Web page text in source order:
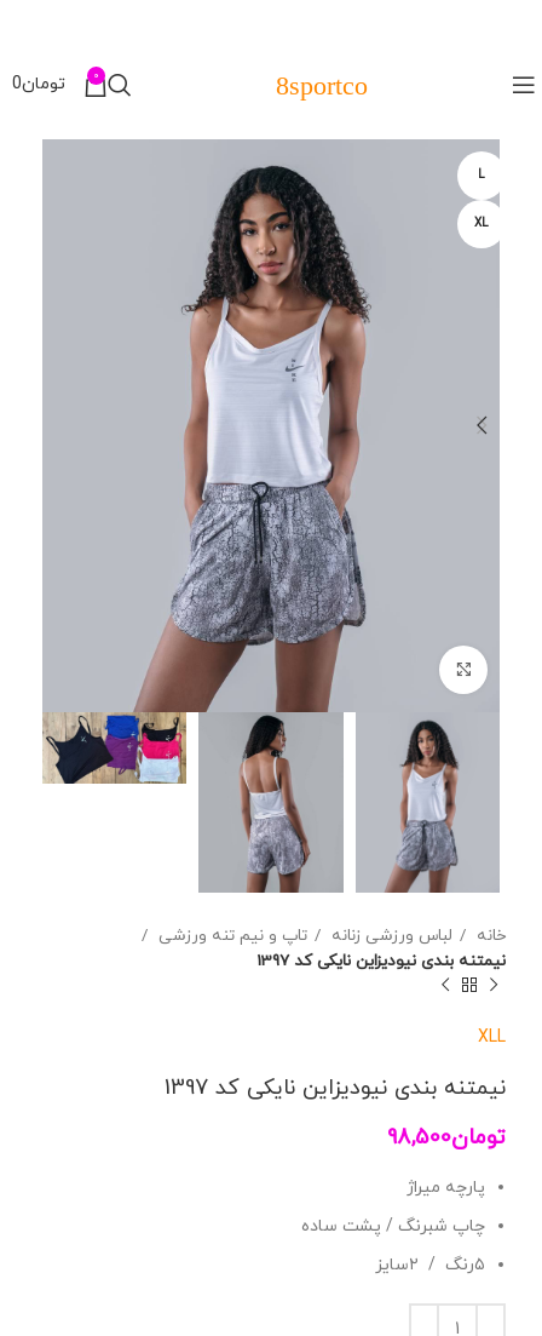
8sportco
0 تومان0
L
XL
برای بزرگنمایی کلیک کنید
خانه لباس ورزشی زنانه
تاپ و نیم تنه ورزشی
نیمتنه بندی نیودیزاین نایکی کد 1397
L
XL
نیمتنه بندی نیودیزاین نایکی کد 1397
تومان98,500
پارچه میراژ
چاپ شبرنگ / پشت ساده
۵رنگ / ۲سایز